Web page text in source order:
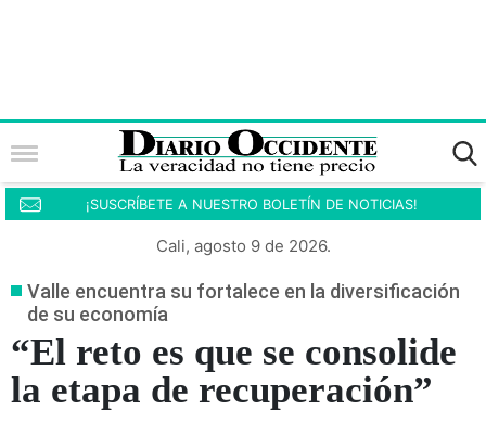
¡SUSCRÍBETE A NUESTRO BOLETÍN DE NOTICIAS!
Cali, agosto 9 de 2026.
Valle encuentra su fortalece en la diversificación
de su economía
“El reto es que se consolide
la etapa de recuperación”